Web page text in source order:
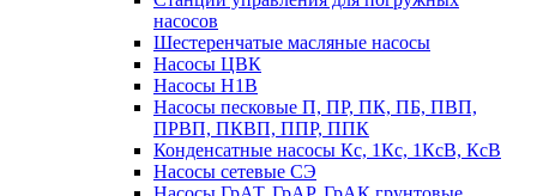
насосов
Шестеренчатые масляные насосы
Насосы ЦВК
Насосы Н1В
Насосы песковые П, ПР, ПК, ПБ, ПВП,
ПРВП, ПКВП, ППР, ППК
Конденсатные насосы Кс, 1Кс, 1КсВ, КсВ
Насосы сетевые СЭ